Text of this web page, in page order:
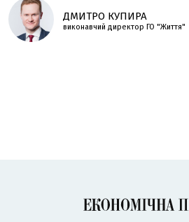
ДМИТРО КУПИРА
виконавчий директор ГО "Життя"